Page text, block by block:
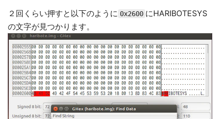
２回くらい押すと以下のように 0x2600 にHARIBOTESYS
の文字が見つかります。